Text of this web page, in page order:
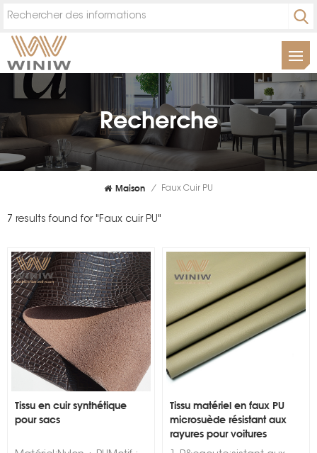
Recherche
Maison / Faux Cuir PU
7 results found for "Faux cuir PU"
Tissu en cuir synthétique
pour sacs
Tissu matériel en faux PU
microsuède résistant aux
rayures pour voitures